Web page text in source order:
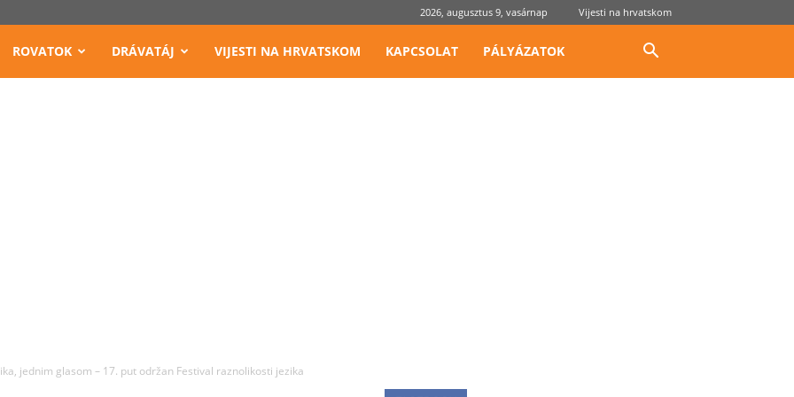
2026, augusztus 9, vasárnap Vijesti na hrvatskom
ROVATOK DRÁVATÁJ VIJESTI NA HRVATSKOM KAPCSOLAT PÁLYÁZATOK
jednim glasom – 17. put održan Festival raznolikosti jezika